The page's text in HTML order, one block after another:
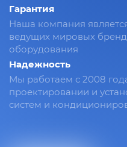
Гарантия
Наша компания
ведущих мировых
оборудования
Надежность
Мы работаем с 2008
проектировании и
систем и